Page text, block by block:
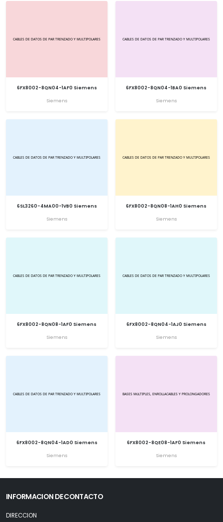
6FX8002-8QN04-1AF0 Siemens
Siemens
6FX8002-8QN04-1BA0 Siemens
Siemens
6SL3260-4MA00-1VB0 Siemens
Siemens
6FX8002-8QN08-1AH0 Siemens
Siemens
6FX8002-8QN08-1AF0 Siemens
Siemens
6FX8002-8QN04-1AJ0 Siemens
Siemens
6FX8002-8QN04-1AD0 Siemens
Siemens
6FX8002-8QE08-1AF0 Siemens
Siemens
INFORMACION DE CONTACTO
DIRECCION